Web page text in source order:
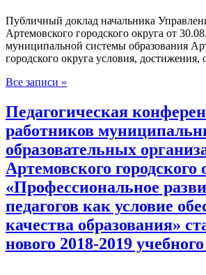
Публичный доклад начальника
Артемовского городского округа от
муниципальной системы образования
городского округа условия, достижения,
Все записи »
Педагогическая
работников
образовательных
Артемовского городского
«Профессиональное
педагогов как условие
качества образования»
нового 2018-2019 учебного